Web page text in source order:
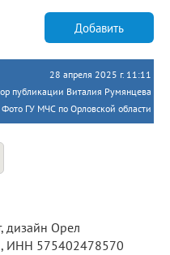
Добавить
28 апреля 2025 г. 11:11
публикации Виталия Румянцева
Фото ГУ МЧС по Орловской области
ИНН 575402478570